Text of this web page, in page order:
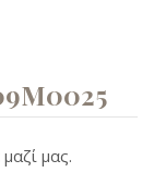
μας.